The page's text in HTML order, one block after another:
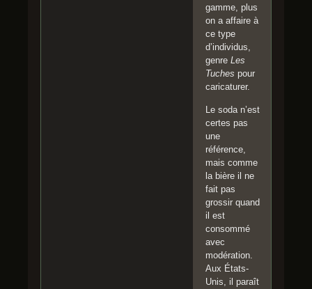
gamme, plus
on a affaire à
ce type
d’individus,
genre Les
Tuches pour
caricaturer.
Le soda n’est
certes pas
une
référence,
mais comme
la bière il ne
fait pas
grossir quand
il est
consommé
avec
modération.
Aux États-
Unis, il paraît